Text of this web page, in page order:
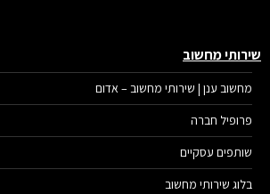
מחשוב
מחשוב ענן | שירותי מחשוב – אדום
פרופיל חברה
שותפים עסקיים
בלוג שירותי מחשוב